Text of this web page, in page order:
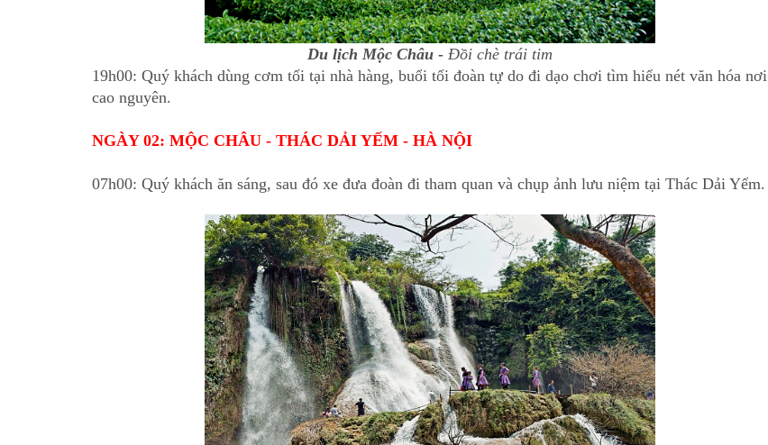
Du lịch Mộc Châu - Đồi chè trái tim
19h00: Quý khách dùng cơm tối tại nhà hàng, buổi tối đoàn tự do đi dạo chơi tìm hiểu nét văn hóa nơi
cao nguyên.
NGÀY 02: MỘC CHÂU - THÁC DẢI YẾM - HÀ NỘI
07h00: Quý khách ăn sáng, sau đó xe đưa đoàn đi tham quan và chụp ảnh lưu niệm tại Thác Dải Yếm.